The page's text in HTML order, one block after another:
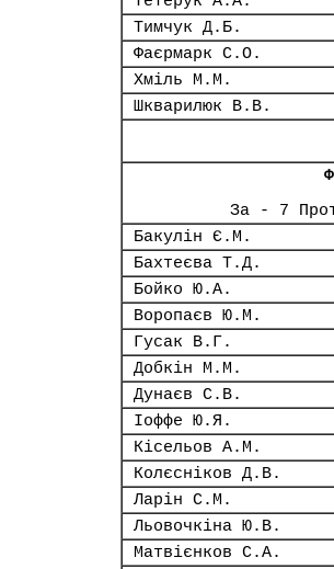
Тимчук Д.Б.
Фаєрмарк С.О.
Хміль М.М.
Шкварилюк В.В.
За - 7
Бакулін Є.М.
Бахтеєва Т.Д.
Бойко Ю.А.
Воропаєв Ю.М.
Гусак В.Г.
Добкін М.М.
Дунаєв С.В.
Іоффе Ю.Я.
Кісельов А.М.
Колєсніков Д.В.
Ларін С.М.
Льовочкіна Ю.В.
Матвієнков С.А.